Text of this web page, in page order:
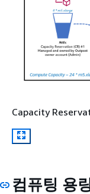
Capacity
컴퓨팅 용